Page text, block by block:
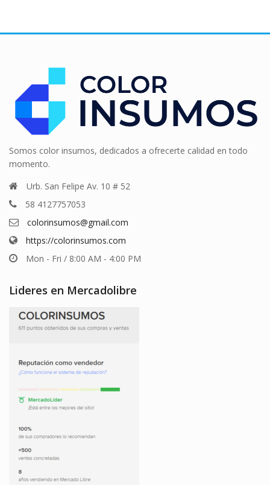
Somos color insumos, dedicados a ofrecerte calidad en todo
momento.
Urb. San Felipe Av. 10 # 52
58 4127757053
colorinsumos@gmail.com
https://colorinsumos.com
Mon - Fri / 8:00 AM - 4:00 PM
Lideres en Mercadolibre